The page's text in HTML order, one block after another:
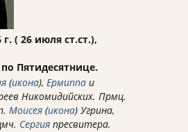
г. ( 26 июля ст.ст.),
Пятидесятнице.
(икона), Ермиппа и
Никомидийских. Прмц.
Моисея (икона) Угрина,
Сергия пресвитера.